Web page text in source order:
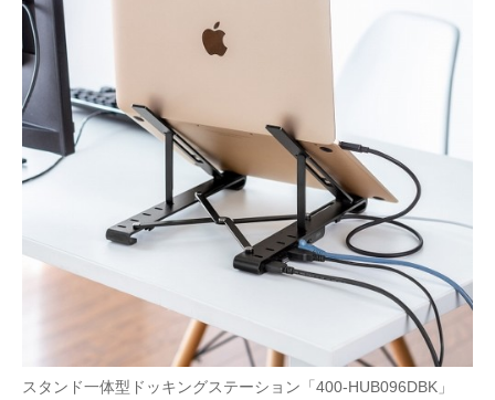
ITの今と未来を見通す
スマホと通信の最新トレンド
進化するPCとデバイスの未来
好きが集まる 比べて選べる
ビジネスと働き方のヒント
AI活用のいまが分かる
企業ITのトレンドを詳説
経営リーダーのコミュニティ
スタンド一体型ドッキングステーション「400-HUB096DBK」